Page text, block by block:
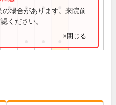
● ● ●
場合があります。来院前
ください。
×閉じる